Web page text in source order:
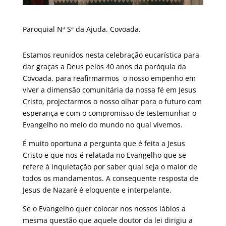
Paroquial Nª Sª da Ajuda. Covoada.
Estamos reunidos nesta celebração eucarística para
dar graças a Deus pelos 40 anos da paróquia da
Covoada, para reafirmarmos o nosso empenho em
viver a dimensão comunitária da nossa fé em Jesus
Cristo, projectarmos o nosso olhar para o futuro com
esperança e com o compromisso de testemunhar o
Evangelho no meio do mundo no qual vivemos.
É muito oportuna a pergunta que é feita a Jesus
Cristo e que nos é relatada no Evangelho que se
refere à inquietação por saber qual seja o maior de
todos os mandamentos. A consequente resposta de
Jesus de Nazaré é eloquente e interpelante.
Se o Evangelho quer colocar nos nossos lábios a
mesma questão que aquele doutor da lei dirigiu a